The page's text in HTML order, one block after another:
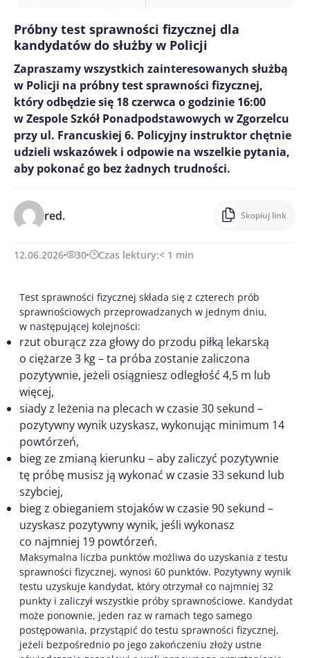
Próbny test sprawności fizycznej dla
kandydatów do służby w Policji
Zapraszamy wszystkich zainteresowanych służbą
w Policji na próbny test sprawności fizycznej,
który odbędzie się 18 czerwca o godzinie 16:00
w Zespole Szkół Ponadpodstawowych w Zgorzelcu
przy ul. Francuskiej 6. Policyjny instruktor chętnie
udzieli wskazówek i odpowie na wszelkie pytania,
aby pokonać go bez żadnych trudności.
red. Skopiuj link
12.06.2026 30 Czas lektury:< 1 min
Test sprawności fizycznej składa się z czterech prób
sprawnościowych przeprowadzanych w jednym dniu,
w następującej kolejności:
rzut oburącz zza głowy do przodu piłką lekarską
o ciężarze 3 kg – ta próba zostanie zaliczona
pozytywnie, jeżeli osiągniesz odległość 4,5 m lub
więcej,
siady z leżenia na plecach w czasie 30 sekund –
pozytywny wynik uzyskasz, wykonując minimum 14
powtórzeń,
bieg ze zmianą kierunku – aby zaliczyć pozytywnie
tę próbę musisz ją wykonać w czasie 33 sekund lub
szybciej,
bieg z obieganiem stojaków w czasie 90 sekund –
uzyskasz pozytywny wynik, jeśli wykonasz
co najmniej 19 powtórzeń.
Maksymalna liczba punktów możliwa do uzyskania z testu
sprawności fizycznej, wynosi 60 punktów. Pozytywny wynik
testu uzyskuje kandydat, który otrzymał co najmniej 32
punkty i zaliczył wszystkie próby sprawnościowe. Kandydat
może ponownie, jeden raz w ramach tego samego
postępowania, przystąpić do testu sprawności fizycznej,
jeżeli bezpośrednio po jego zakończeniu złoży ustne